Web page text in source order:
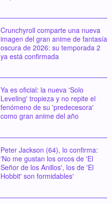
Crunchyroll comparte una nueva
imagen del gran anime de fantasía
oscura de 2026: su temporada 2
ya está confirmada
Ya es oficial: la nueva 'Solo
Leveling' tropieza y no repite el
fenómeno de su 'predecesora'
como gran anime del año
Peter Jackson (64), lo confirma:
'No me gustan los orcos de 'El
Señor de los Anillos', los de 'El
Hobbit' son formidables'